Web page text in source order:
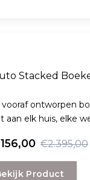
Stacked
vooraf ontworpen
aan elk huis, elke
€2.395,00
Product